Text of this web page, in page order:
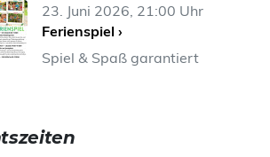
23. Juni 2026, 21:00 Uhr
Ferienspiel ›
Spiel & Spaß garantiert